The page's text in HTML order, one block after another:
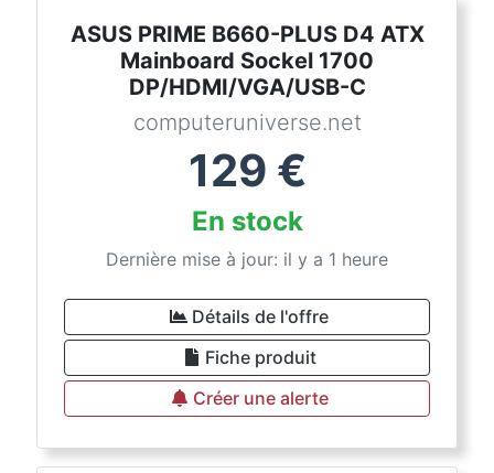
ASUS PRIME B660-PLUS D4 ATX
Mainboard Sockel 1700
DP/HDMI/VGA/USB-C
computeruniverse.net
129 €
En stock
Dernière mise à jour: il y a 1 heure
Détails de l'offre
Fiche produit
Créer une alerte